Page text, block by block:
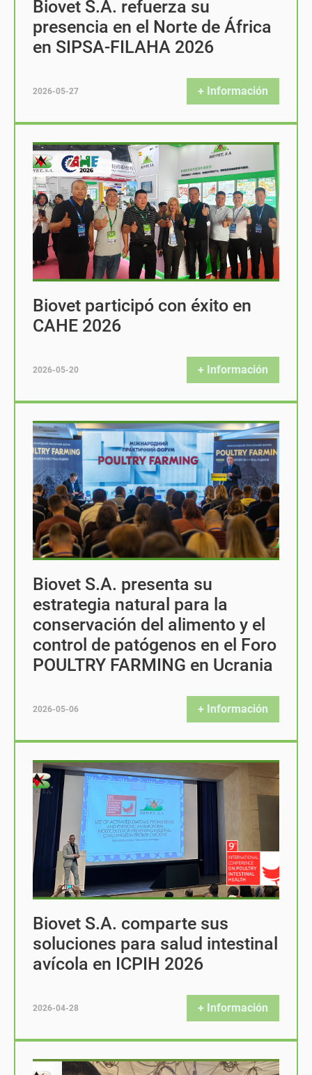
Biovet S.A. refuerza su
presencia en el Norte de África
en SIPSA-FILAHA 2026
2026-05-27 + Información
Biovet participó con éxito en
CAHE 2026
2026-05-20 + Información
Biovet S.A. presenta su
estrategia natural para la
conservación del alimento y el
control de patógenos en el Foro
POULTRY FARMING en Ucrania
2026-05-06 + Información
Biovet S.A. comparte sus
soluciones para salud intestinal
avícola en ICPIH 2026
2026-04-28 + Información